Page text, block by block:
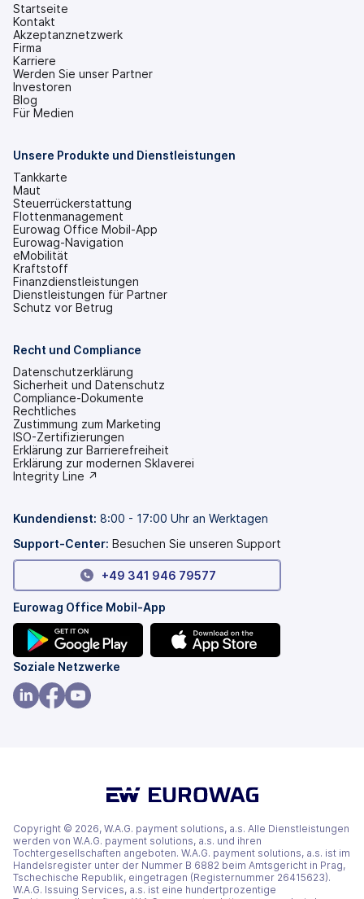
Startseite
Kontakt
Akzeptanznetzwerk
Firma
Karriere
Werden Sie unser Partner
Investoren
(wird
in
Tab
Blog
Für Medien
Unsere Produkte und Dienstleistungen
Tankkarte
Maut
Steuerrückerstattung
Flottenmanagement
Eurowag Office Mobil-App
Eurowag-Navigation
eMobilität
Kraftstoff
Finanzdienstleistungen
Dienstleistungen für Partner
Schutz vor Betrug
Recht und Compliance
Datenschutzerklärung
Sicherheit und Datenschutz
Compliance-Dokumente
Rechtliches
Zustimmung zum Marketing
ISO-Zertifizierungen
Erklärung zur Barrierefreiheit
(wird
in
Tab
Erklärung zur modernen Sklaverei
(wird
neuen
geöffnet)
Integrity Line ↗
Kundendienst: 8:00 - 17:00 Uhr an Werktagen
Support-Center: Besuchen Sie unseren Support
+49 341 946 79577
Eurowag Office Mobil-App
(wird
in
einem
Soziale Netzwerke
Copyright © 2026, W.A.G. payment solutions, a.s. Alle Dienstleistungen
werden von W.A.G. payment solutions, a.s. und ihren
Tochtergesellschaften angeboten. W.A.G. payment solutions, a.s. ist im
Handelsregister unter der Nummer B 6882 beim Amtsgericht in Prag,
Tschechische Republik, eingetragen (Registernummer 26415623).
W.A.G. Issuing Services, a.s. ist eine hundertprozentige